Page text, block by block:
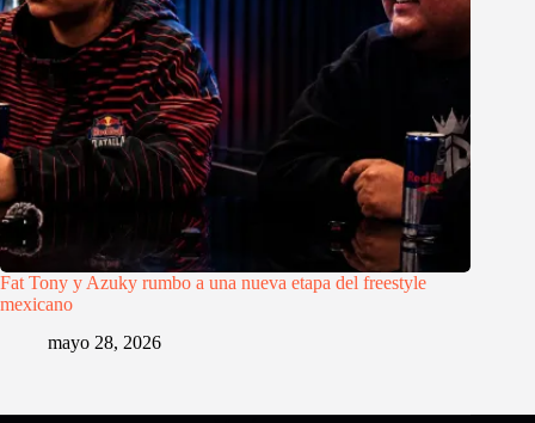
Fat Tony y Azuky rumbo a una nueva etapa del freestyle
mexicano
mayo 28, 2026